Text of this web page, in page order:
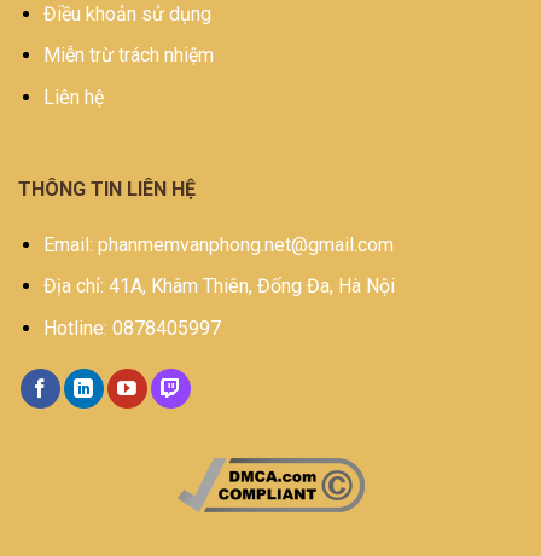
Điều khoản sử dụng
Miễn trừ trách nhiệm
Liên hệ
THÔNG TIN LIÊN HỆ
Email: phanmemvanphong.net@gmail.com
Địa chỉ: 41A, Khâm Thiên, Đống Đa, Hà Nội
Hotline: 0878405997